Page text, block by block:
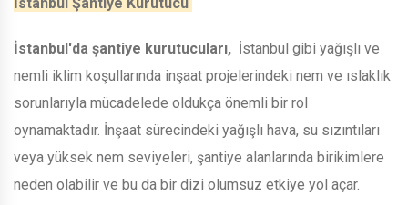
İstanbul'da şantiye kurutucuları, İstanbul gibi yağışlı ve
nemli iklim koşullarında inşaat projelerindeki nem ve ıslaklık
sorunlarıyla mücadelede oldukça önemli bir rol
oynamaktadır. İnşaat sürecindeki yağışlı hava, su sızıntıları
veya yüksek nem seviyeleri, şantiye alanlarında birikimlere
neden olabilir ve bu da bir dizi olumsuz etkiye yol açar.